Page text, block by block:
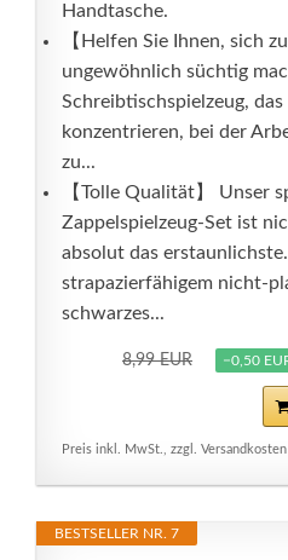
Handtasche.
【Helfen Sie Ihnen, sich
ungewöhnlich süchtig
Schreibtischspielzeug,
konzentrieren, bei der
zu...
【Tolle Qualität】 Unser
Zappelspielzeug-Set ist
absolut das
strapazierfähigem nicht-
schwarzes...
8,99 EUR −0,50
Preis inkl. MwSt., zzgl. Versandkosten
BESTSELLER NR. 7